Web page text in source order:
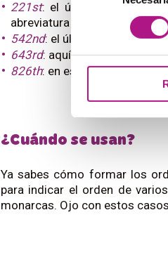
consentimiento
221st: el último número es
abreviatura correspondiente
542nd: el último número es «
643rd: aquí, el último número
826th: en este caso, el
¿Cuándo se usan?
Ya sabes cómo formar los
para indicar el orden de
monarcas. Ojo con estos